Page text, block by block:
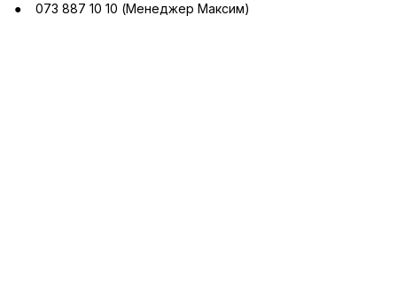
073 887 10 10 (Менеджер Максим)